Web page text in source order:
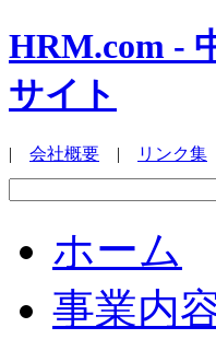
HRM.com -
サイト
| 会社概要 | リンク集
ホーム
事業内